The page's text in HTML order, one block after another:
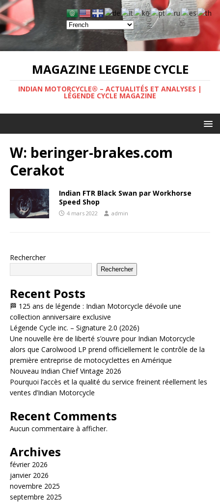
MAGAZINE LEGENDE CYCLE
INDIAN MOTORCYCLE® – ACTUALITÉS ET ANALYSES |
LÉGENDE CYCLE MAGAZINE
W: beringer-brakes.com
Cerakot
Indian FTR Black Swan par Workhorse
Speed Shop
4 mars 2022 admin
Rechercher
Rechercher
Recent Posts
🏁 125 ans de légende : Indian Motorcycle dévoile une
collection anniversaire exclusive
Légende Cycle inc. – Signature 2.0 (2026)
Une nouvelle ère de liberté s’ouvre pour Indian Motorcycle
alors que Carolwood LP prend officiellement le contrôle de la
première entreprise de motocyclettes en Amérique
Nouveau Indian Chief Vintage 2026
Pourquoi l’accès et la qualité du service freinent réellement les
ventes d’Indian Motorcycle
Recent Comments
Aucun commentaire à afficher.
Archives
février 2026
janvier 2026
novembre 2025
septembre 2025